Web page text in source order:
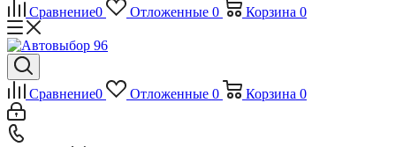
Сравнение0 Отложенные 0 Корзина 0
Сравнение0 Отложенные 0 Корзина 0